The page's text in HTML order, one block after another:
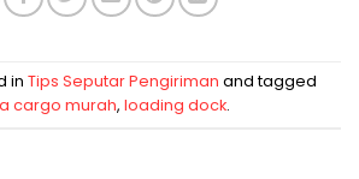
in Tips Seputar Pengiriman and tagged
cargo murah, loading dock.